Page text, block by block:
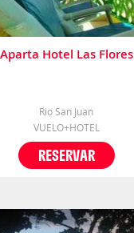
Aparta Hotel Las Flores
Rio San Juan
VUELO+HOTEL
RESERVAR